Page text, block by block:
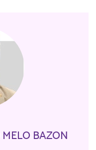
BAZON